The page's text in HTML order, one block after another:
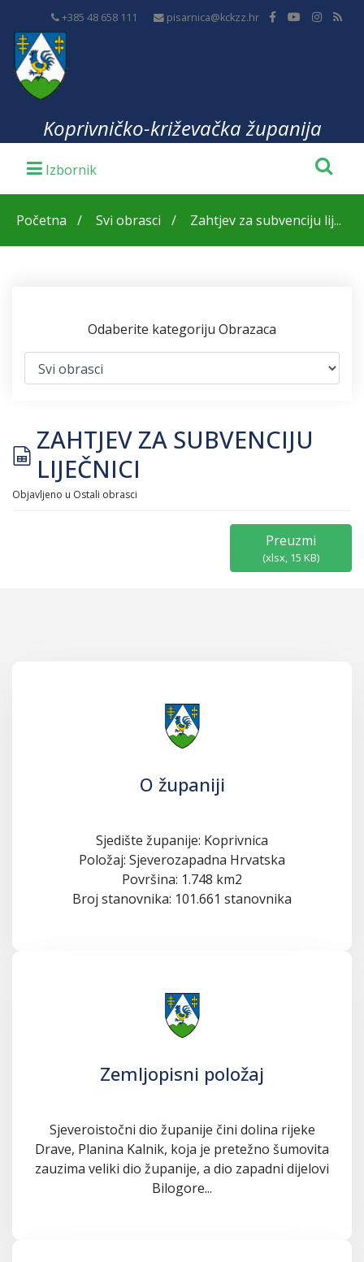
+385 48 658 111 pisarnica@kckzz.hr
Koprivničko-križevačka županija
Početna Svi obrasci Zahtjev za subvenciju lij...
Odaberite kategoriju Obrazaca
spreadsheet
ZAHTJEV ZA SUBVENCIJU
LIJEČNICI
Objavljeno u Ostali obrasci
Preuzmi
(xlsx, 15 KB)
O županiji
Sjedište županije: Koprivnica
Položaj: Sjeverozapadna Hrvatska
Površina: 1.748 km2
Broj stanovnika: 101.661 stanovnika
Zemljopisni položaj
Sjeveroistočni dio županije čini dolina rijeke
Drave, Planina Kalnik, koja je pretežno šumovita
zauzima veliki dio županije, a dio zapadni dijelovi
Bilogore...